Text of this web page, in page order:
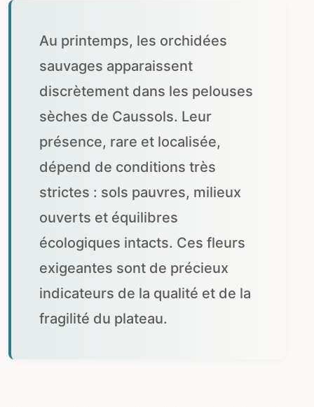
Au printemps, les orchidées
sauvages apparaissent
discrètement dans les pelouses
sèches de Caussols. Leur
présence, rare et localisée,
dépend de conditions très
strictes : sols pauvres, milieux
ouverts et équilibres
écologiques intacts. Ces fleurs
exigeantes sont de précieux
indicateurs de la qualité et de la
fragilité du plateau.